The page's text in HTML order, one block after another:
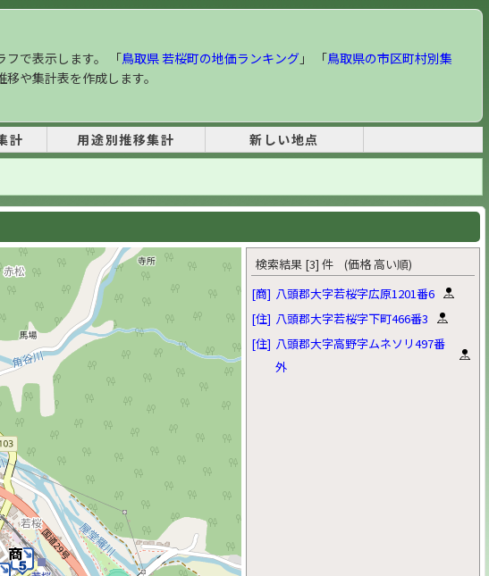
フで表示します。 「鳥取県 若桜町の地価ランキング」 「鳥取県の市区町村別集
移や集計表を作成します。
計 用途別推移集計 新しい地点
検索結果 [3] 件 (価格 高い順)
[商] 八頭郡大字若桜字広原1201番6
[住] 八頭郡大字若桜字下町466番3
[住] 八頭郡大字高野字ムネソリ497番
外